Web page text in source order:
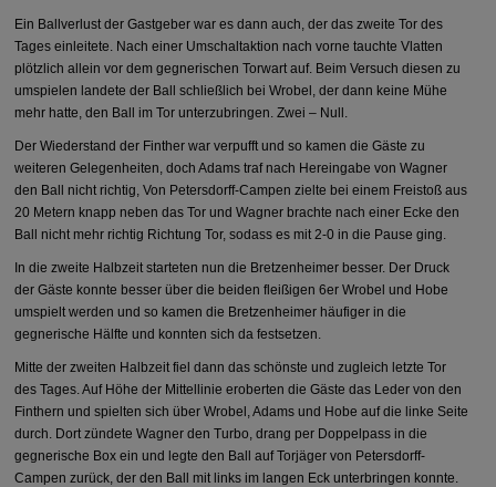
Ein Ballverlust der Gastgeber war es dann auch, der das zweite Tor des
Tages einleitete. Nach einer Umschaltaktion nach vorne tauchte Vlatten
plötzlich allein vor dem gegnerischen Torwart auf. Beim Versuch diesen zu
umspielen landete der Ball schließlich bei Wrobel, der dann keine Mühe
mehr hatte, den Ball im Tor unterzubringen. Zwei – Null.
Der Wiederstand der Finther war verpufft und so kamen die Gäste zu
weiteren Gelegenheiten, doch Adams traf nach Hereingabe von Wagner
den Ball nicht richtig, Von Petersdorff-Campen zielte bei einem Freistoß aus
20 Metern knapp neben das Tor und Wagner brachte nach einer Ecke den
Ball nicht mehr richtig Richtung Tor, sodass es mit 2-0 in die Pause ging.
In die zweite Halbzeit starteten nun die Bretzenheimer besser. Der Druck
der Gäste konnte besser über die beiden fleißigen 6er Wrobel und Hobe
umspielt werden und so kamen die Bretzenheimer häufiger in die
gegnerische Hälfte und konnten sich da festsetzen.
Mitte der zweiten Halbzeit fiel dann das schönste und zugleich letzte Tor
des Tages. Auf Höhe der Mittellinie eroberten die Gäste das Leder von den
Finthern und spielten sich über Wrobel, Adams und Hobe auf die linke Seite
durch. Dort zündete Wagner den Turbo, drang per Doppelpass in die
gegnerische Box ein und legte den Ball auf Torjäger von Petersdorff-
Campen zurück, der den Ball mit links im langen Eck unterbringen konnte.